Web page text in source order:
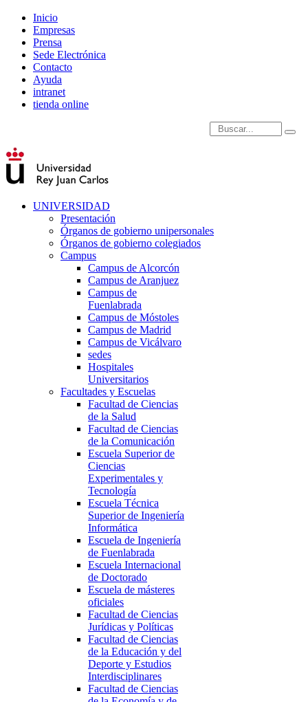
Inicio
Empresas
Prensa
Sede Electrónica
Contacto
Ayuda
intranet
tienda online
Introduce términos de
UNIVERSIDAD
Presentación
Órganos de gobierno unipersonales
Órganos de gobierno colegiados
Campus
Campus de Alcorcón
Campus de Aranjuez
Campus de
Fuenlabrada
Campus de Móstoles
Campus de Madrid
Campus de Vicálvaro
sedes
Hospitales
Universitarios
Facultades y Escuelas
Facultad de Ciencias
de la Salud
Facultad de Ciencias
de la Comunicación
Escuela Superior de
Ciencias
Experimentales y
Tecnología
Escuela Técnica
Superior de Ingeniería
Informática
Escuela de Ingeniería
de Fuenlabrada
Escuela Internacional
de Doctorado
Escuela de másteres
oficiales
Facultad de Ciencias
Jurídicas y Políticas
Facultad de Ciencias
de la Educación y del
Deporte y Estudios
Interdisciplinares
Facultad de Ciencias